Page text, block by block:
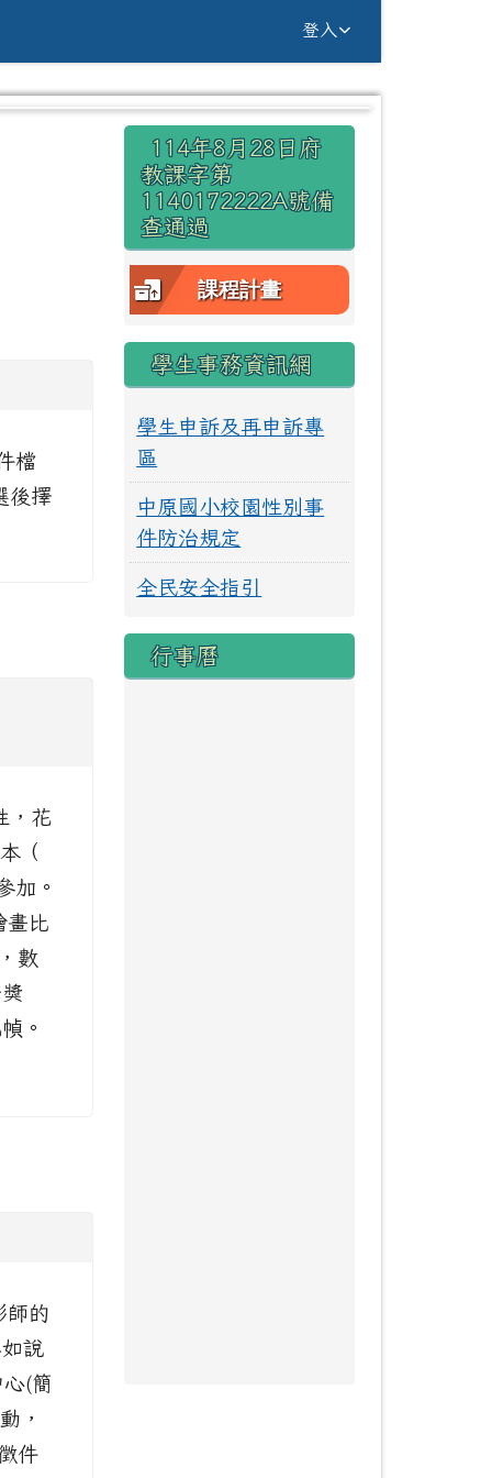
Yuan Primary
登入
⏸
檔
後擇
，花
（
加。
畫比
數
。
師的
說
(簡
，
件
右邊區域內容
114年8月28日府
教課字第
1140172222A號備
查通過
課程計畫
學生事務資訊網
學生申訴及再申訴專
區
中原國小校園性別事
件防治規定
全民安全指引
行事曆